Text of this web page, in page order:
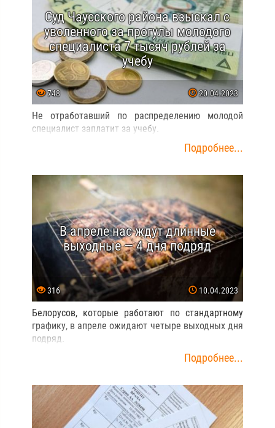
Суд Чаусского района взыскал с
уволенного за прогулы молодого
специалиста 7 тысяч рублей за
учебу
748 20.04.2023
Не отработавший по распределению молодой
специалист заплатит за учебу.
Подробнее...
В апреле нас ждут длинные
выходные — 4 дня подряд
316 10.04.2023
Белорусов, которые работают по стандартному
графику, в апреле ожидают четыре выходных дня
подряд.
Подробнее...